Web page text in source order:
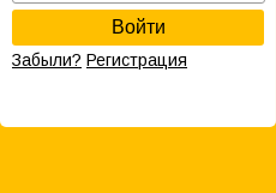
Войти
Забыли? Регистрация